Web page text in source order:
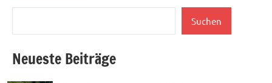
Lebenslust
Suchen
Neueste Beiträge